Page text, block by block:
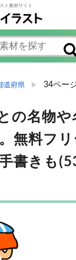
ト素材サイト
道府県 34ペー
の名物や
無料フリ
書きも